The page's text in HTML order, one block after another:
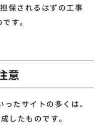
保されるはずの工事
す。
意
ったサイトの多くは、
したものです。